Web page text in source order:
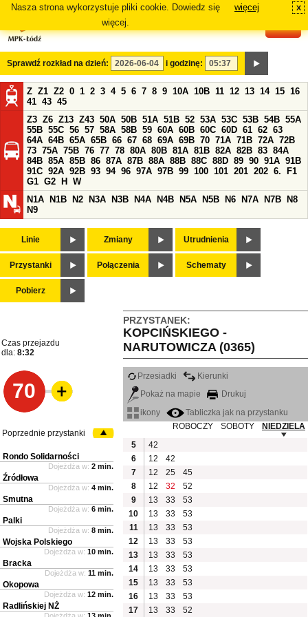
Nasza strona wykorzystuje pliki cookie. Dowiedz się
więcej.
więcej x
Sprawdź rozkład na dzień: i godzinę:
Z Z1 Z2 0 1 2 3 4 5 6 7 8 9 10A 10B 11 12 13 14 15 16
41 43 45
Z3 Z6 Z13 Z43 50A 50B 51A 51B 52 53A 53C 53B 54B 55A
55B 55C 56 57 58A 58B 59 60A 60B 60C 60D 61 62 63
64A 64B 65A 65B 66 67 68 69A 69B 70 71A 71B 72A 72B
73 75A 75B 76 77 78 80A 80B 81A 81B 82A 82B 83 84A
84B 85A 85B 86 87A 87B 88A 88B 88C 88D 89 90 91A 91B
91C 92A 92B 93 94 96 97A 97B 99 100 101 201 202 6.
F1
G1 G2 H
W
N1A
N1B N2 N3A N3B N4A N4B N5A N5B N6 N7A N7B
N8
N9
Linie Zmiany Utrudnienia
Przystanki Połączenia Schematy
Pobierz
PRZYSTANEK:
KOPCIŃSKIEGO -
NARUTOWICZA (0365)
Czas przejazdu
dla: 8:32
70
Przesiadki
Kierunki
Pokaż na mapie
Drukuj
ikony
Tabliczka jak na przystanku
ROBOCZY
SOBOTY
NIEDZIELA
5
42
6
12
42
7
12 25
45
8
12 32
52
9
13 33
53
10
13 33
53
11
13 33
53
12
13 33
53
13
13 33
53
14
13 33
53
15
13 33
53
16
13 33
53
17
13 33 52
Poprzednie przystanki
Rondo Solidarności
Dojeżdża w: 2 min.
Źródłowa
Dojeżdża w: 4 min.
Smutna
Dojeżdża w: 6 min.
Palki
Dojeżdża w: 8 min.
Wojska Polskiego
Dojeżdża w: 10 min.
Bracka
Dojeżdża w: 11 min.
Okopowa
Dojeżdża w: 12 min.
Radlińskiej NŻ